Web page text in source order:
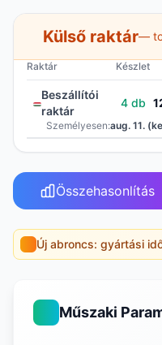
Külső raktár—
Raktár Készlet
Beszállítói
raktár
4 db
Személyesen:aug. 11.
Összehasonlítás
Új abroncs: gyártási
Műszaki